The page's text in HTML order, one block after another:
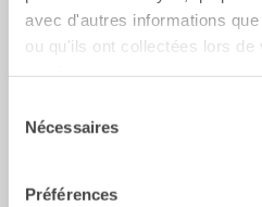
avec d'autres informations
ou qu'ils ont collectées lors de
Nécessaires
Préférences
Godets de tranchée